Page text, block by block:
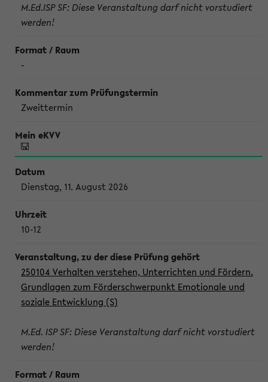
M.Ed.ISP SF: Diese Veranstaltung darf nicht vorstudiert
werden!
-
Zweittermin
Dienstag, 11. August 2026
10-12
250104 Verhalten verstehen, Unterrichten und Fördern.
Grundlagen zum Förderschwerpunkt Emotionale und
soziale Entwicklung (S)
M.Ed. ISP SF: Diese Veranstaltung darf nicht vorstudiert
werden!